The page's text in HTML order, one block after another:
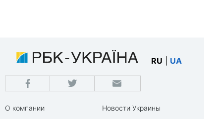
RU UA
О компании
Новости Украины